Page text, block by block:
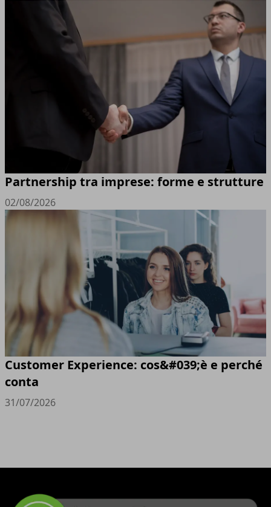
Partnership tra imprese: forme e strutture
02/08/2026
Customer Experience: cos&#039;è e perché
conta
31/07/2026